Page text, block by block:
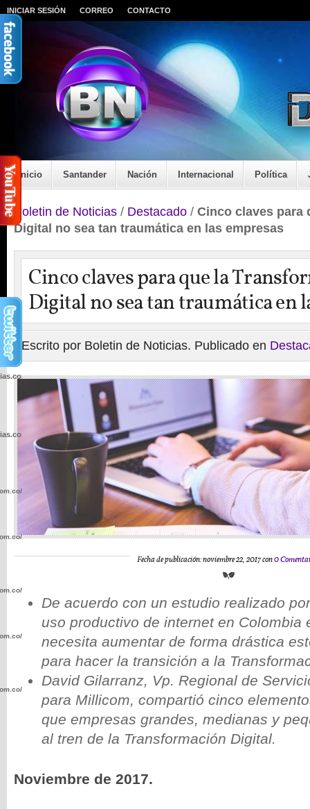
INICIAR SESIÓN CORREO CONTACTO
Inicio Santander Nación Internacional Política
Boletin de Noticias / Destacado / Cinco claves para
Digital no sea tan traumática en las empresas
Cinco claves para que la
Digital no sea tan traumática en
Escrito por Boletin de Noticias. Publicado en
Fecha de publicación: noviembre 22, 2017 con0
De acuerdo con un estudio realizado
uso productivo de internet en Colombia
necesita aumentar de forma drástica
para hacer la transición a la
David Gilarranz, Vp. Regional de
para Millicom, compartió cinco
que empresas grandes, medianas y
al tren de la Transformación Digital.
Noviembre de 2017.
wp-
wp-
wp-
wp-
wp-
wp-
wp-
wp-